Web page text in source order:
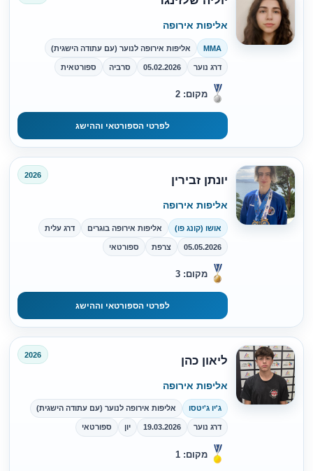
אליפות אירופה
MMA אליפות אירופה לנוער (עם עתודה הישגית)
דרג נוער 05.02.2026 סרביה ספורטאית
מקום: 2
לפרטי הספורטאי וההישג
יונתן זבירין 2026
אליפות אירופה
אושו (קונג פו) אליפות אירופה בוגרים דרג עלית
05.05.2026 צרפת ספורטאי
מקום: 3
לפרטי הספורטאי וההישג
ליאון כהן 2026
אליפות אירופה
ג'יו ג'יטסו אליפות אירופה לנוער (עם עתודה הישגית)
דרג נוער 19.03.2026 יון ספורטאי
מקום: 1